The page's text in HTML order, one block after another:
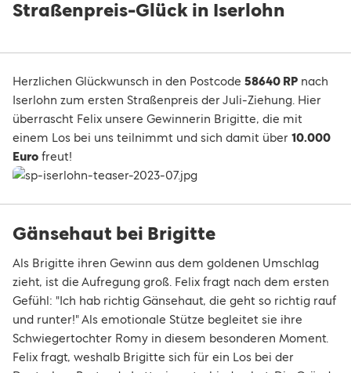
Straßenpreis-Glück in Iserlohn
Herzlichen Glückwunsch in den Postcode 58640 RP nach
Iserlohn zum ersten Straßenpreis der Juli-Ziehung. Hier
überrascht Felix unsere Gewinnerin Brigitte, die mit
einem Los bei uns teilnimmt und sich damit über 10.000
Euro freut!
Gänsehaut bei Brigitte
Als Brigitte ihren Gewinn aus dem goldenen Umschlag
zieht, ist die Aufregung groß. Felix fragt nach dem ersten
Gefühl: "Ich hab richtig Gänsehaut, die geht so richtig rauf
und runter!" Als emotionale Stütze begleitet sie ihre
Schwiegertochter Romy in diesem besonderen Moment.
Felix fragt, weshalb Brigitte sich für ein Los bei der